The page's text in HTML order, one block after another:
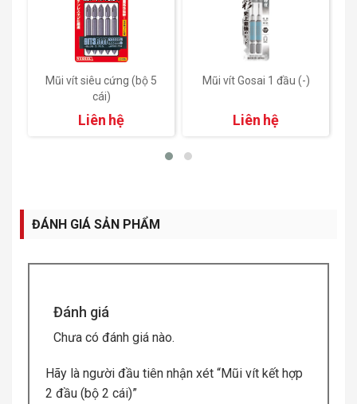
Mũi vít siêu cứng (bộ 5
cái)
Liên hệ
Mũi vít Gosai 1 đầu (-)
Liên hệ
ĐÁNH GIÁ SẢN PHẨM
Đánh giá
Chưa có đánh giá nào.
Hãy là người đầu tiên nhận xét “Mũi vít kết hợp
2 đầu (bộ 2 cái)”